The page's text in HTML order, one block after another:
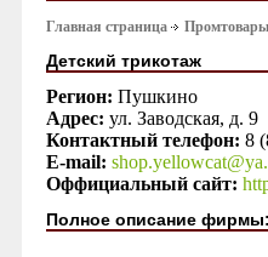
Главная страница Промтовары
Детский трикотаж
Регион: Пушкино
Адрес: ул. Заводская, д. 9
Контактный телефон: 8
E-mail:
Оффициальный сайт:
Полное описание